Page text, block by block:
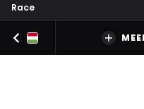
Race